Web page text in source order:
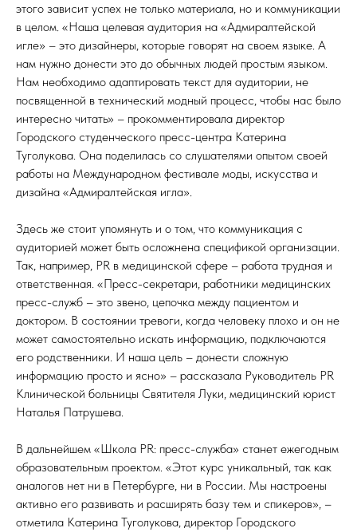
этого зависит успех не только материала, но и коммуникации
в целом. «Наша целевая аудитория на «Адмиралтейской
игле» – это дизайнеры, которые говорят на своем языке. А
нам нужно донести это до обычных людей простым языком.
Нам необходимо адаптировать текст для аудитории, не
посвященной в технический модный процесс, чтобы нас было
интересно читать» – прокомментировала директор
Городского студенческого пресс-центра Катерина
Туголукова. Она поделилась со слушателями опытом своей
работы на Международном фестивале моды, искусства и
дизайна «Адмиралтейская игла».
Здесь же стоит упомянуть и о том, что коммуникация с
аудиторией может быть осложнена спецификой организации.
Так, например, PR в медицинской сфере – работа трудная и
ответственная. «Пресс-секретари, работники медицинских
пресс-служб – это звено, цепочка между пациентом и
доктором. В состоянии тревоги, когда человеку плохо и он не
может самостоятельно искать информацию, подключаются
его родственники. И наша цель – донести сложную
информацию просто и ясно» – рассказала Руководитель PR
Клинической больницы Святителя Луки, медицинский юрист
Наталья Патрушева.
В дальнейшем «Школа PR: пресс-служба» станет ежегодным
образовательным проектом. «Этот курс уникальный, так как
аналогов нет ни в Петербурге, ни в России. Мы настроены
активно его развивать и расширять базу тем и спикеров», –
отметила Катерина Туголукова, директор Городского